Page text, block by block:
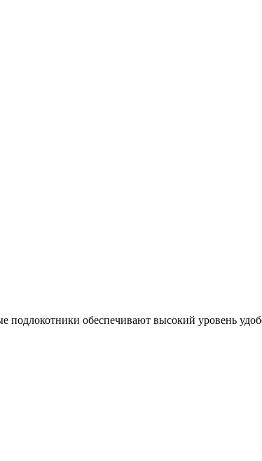
обеспечивают высокий уровень